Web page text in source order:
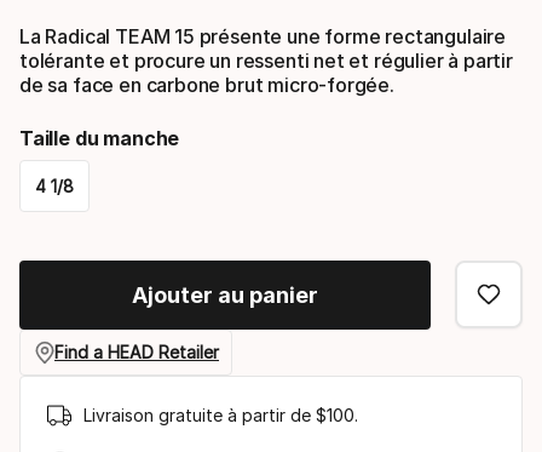
La Radical TEAM 15 présente une forme rectangulaire
tolérante et procure un ressenti net et régulier à partir
de sa face en carbone brut micro-forgée.
Taille du manche
4 1/8
select
taille
manche
Ajouter au panier
Find a HEAD Retailer
Livraison gratuite à partir de $100.